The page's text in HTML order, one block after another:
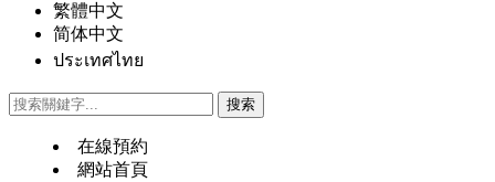
繁體中文
简体中文
ประเทศไทย
在線預約
網站首頁